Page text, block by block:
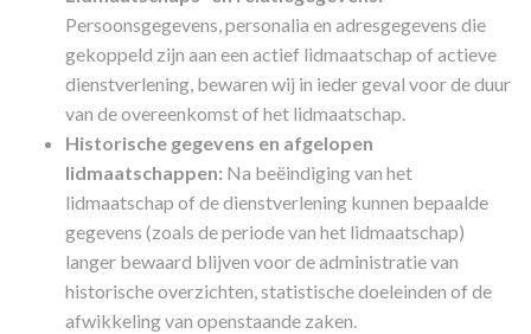
Persoonsgegevens, personalia en adresgegevens die
gekoppeld zijn aan een actief lidmaatschap of actieve
dienstverlening, bewaren wij in ieder geval voor de duur
van de overeenkomst of het lidmaatschap.
Historische gegevens en afgelopen
lidmaatschappen: Na beëindiging van het
lidmaatschap of de dienstverlening kunnen bepaalde
gegevens (zoals de periode van het lidmaatschap)
langer bewaard blijven voor de administratie van
historische overzichten, statistische doeleinden of de
afwikkeling van openstaande zaken.